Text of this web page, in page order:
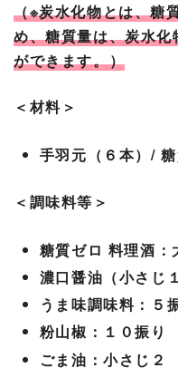
（※炭水化物とは、糖
め、糖質量は、炭水
ができます。）
＜材料＞
手羽元（６本）/
＜調味料等＞
糖質ゼロ 料理酒：
濃口醤油（小さじ
うま味調味料：５
粉山椒：１０振り
ごま油：小さじ２